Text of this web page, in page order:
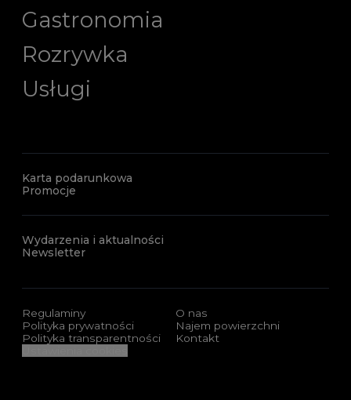
Gastronomia
Rozrywka
Usługi
Karta podarunkowa
Promocje
Wydarzenia i aktualności
Newsletter
Regulaminy
Polityka prywatności
Polityka transparentności
O nas
Najem powierzchni
Kontakt